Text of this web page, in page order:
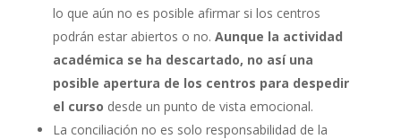
lo que aún no es posible afirmar si los centros
podrán estar abiertos o no. Aunque la actividad
académica se ha descartado, no así una
posible apertura de los centros para despedir
el curso desde un punto de vista emocional.
La conciliación no es solo responsabilidad de la